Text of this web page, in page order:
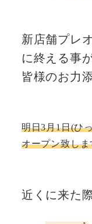
新店舗プレ
に終える事
皆様のお力
明日3月1日(ひ
オープン致し
近くに来た